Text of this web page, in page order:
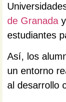
de Granada
estudiantes
Así, los
un entorno
al desarrollo